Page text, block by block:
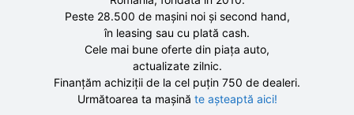
Peste 28.500 demașini noi și second hand,
în leasing sau cu plată cash.
Cele mai bune oferte din piața auto,
actualizate zilnic.
Finanțăm achiziții de la cel puțin 750 de dealeri.
Următoarea ta mașină te așteaptă aici!